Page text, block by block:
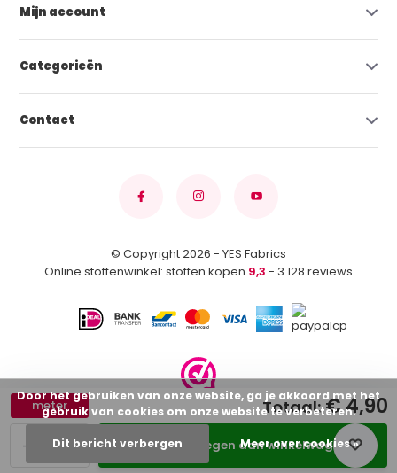
+
-
meter
Toevoegen aan winkelwagen
Totaal:€ 4,90
Mijn account
Categorieën
Contact
© Copyright 2026 - YES Fabrics
Online stoffenwinkel: stoffen kopen 9,3 - 3.128 reviews
Door het gebruiken van onze website, ga je akkoord met het
gebruik van cookies om onze website te verbeteren.
Dit bericht verbergen Meer over cookies »